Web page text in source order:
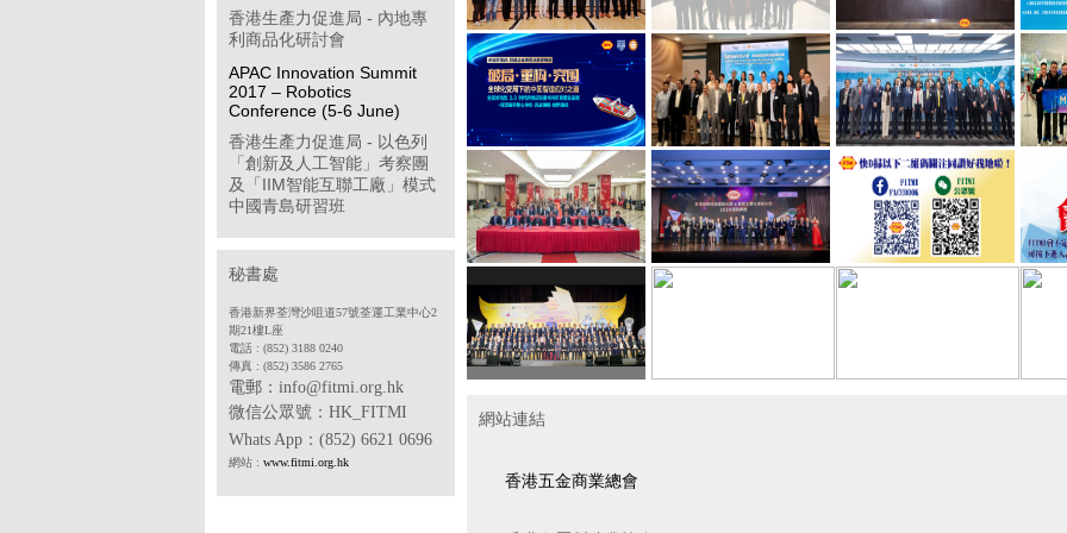
香港生產力促進局 - 內地專
利商品化研討會
APAC Innovation Summit
2017 – Robotics
Conference (5-6 June)
香港生產力促進局 - 以色列
「創新及人工智能」考察團
及「IIM智能互聯工廠」模式
中國青島研習班
「學習型企業獎」簡介會
第八屆「香港企業公民計
香港物聯網商會 - 透過多方
位推廣計劃開拓中國內地工
業物聯網市場(政府資助項目)
香港中華廠商聯合會 - 2017
年度「中小企貨運保險普及
計劃」
合作機構
秘書處
香港新界荃灣沙咀道57號荃運工業中心2
期21樓L座
電話 : (852) 3188 0240
傳真 : (852) 3586 2765
電郵：info@fitmi.org.hk
微信公眾號： HK_FITMI
Whats App ：(852) 6621 0696
網站 : www.fitmi.org.hk
網站連結
香港五金商業總會